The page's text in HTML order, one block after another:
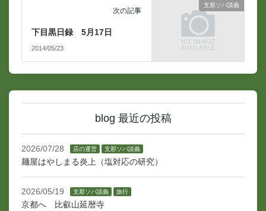
支那ソバ談義
次の記事
下目黒日録 5月17日
2014/05/23
blog 最近の投稿
2026/07/28 店の運営 支那ソバ談義
麺屋はやしまる炎上（塩対応の研究）
2026/05/19 支那ソバ談義 旅行
京都へ 比叡山延暦寺